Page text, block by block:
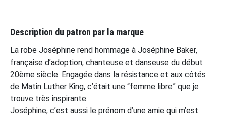
Description du patron par la marque
La robe Joséphine rend hommage à Joséphine Baker,
française d’adoption, chanteuse et danseuse du début
20ème siècle. Engagée dans la résistance et aux côtés
de Matin Luther King, c’était une “femme libre” que je
trouve très inspirante.
Joséphine, c’est aussi le prénom d’une amie qui m’est